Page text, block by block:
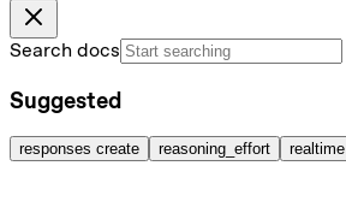
Search docs
Suggested
responses create reasoning_effort realtime